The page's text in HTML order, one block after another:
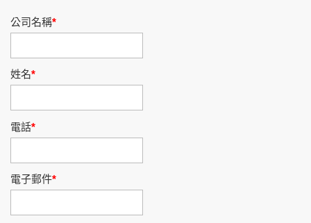
公司名稱
姓名
電話
電子郵件